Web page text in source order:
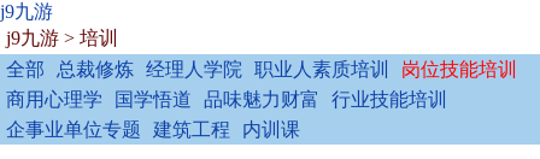
j9九游
j9九游 > 培训
全部
总裁修炼 经理人学院 职业人素质培训
岗位技能培训
商用心理学
国学悟道 品味魅力财富
行业技能培训
企事业单位专题
建筑工程 内训课